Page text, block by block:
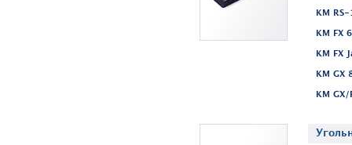
KM
KM FX
KM FX
KM GX
KM